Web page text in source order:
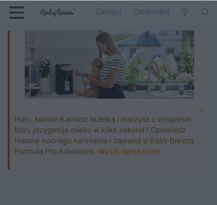
Zaloguj Zarejestruj
Halo, Mamo! Karmisz butelką i marzysz o ekspresie,
który przygotuje mleko w kilka sekund? Opowiedz
historię nocnego karmienia i zawalcz o Baby Brezza
Formula Pro Advanced. Wyślij zgłoszenie